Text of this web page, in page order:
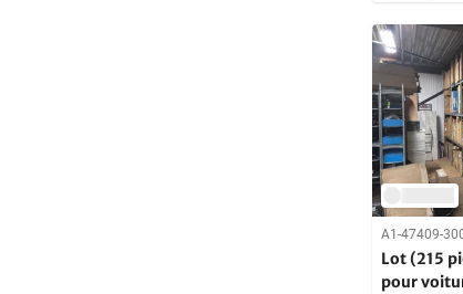
A1-47409-
Lot (215
pour